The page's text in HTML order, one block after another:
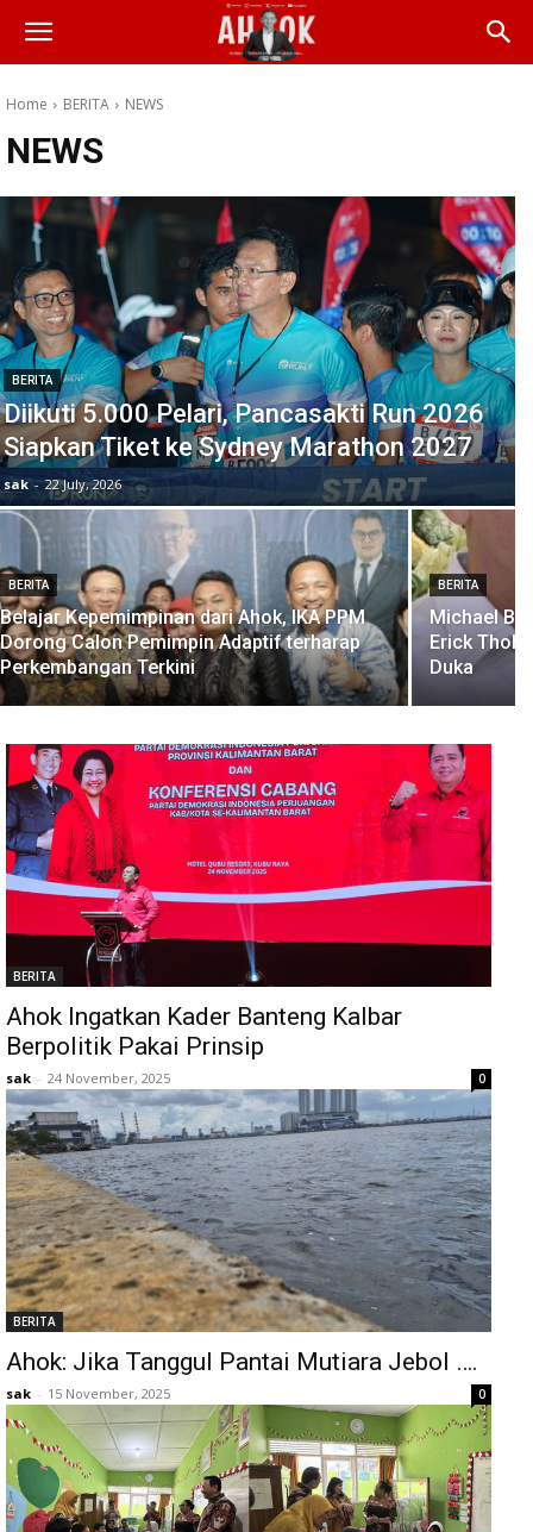
Home BERITA NEWS
NEWS
BERITA
Diikuti 5.000 Pelari, Pancasakti Run 2026
Siapkan Tiket ke Sydney Marathon 2027
sak - 22 July, 2026
BERITA
Belajar Kepemimpinan dari Ahok, IKA PPM
Dorong Calon Pemimpin Adaptif terharap
Perkembangan Terkini
BERITA
Michael
Erick
Duka
BERITA
Ahok Ingatkan Kader Banteng Kalbar
Berpolitik Pakai Prinsip
sak - 24 November, 2025 0
BERITA
Ahok: Jika Tanggul Pantai Mutiara Jebol ….
sak - 15 November, 2025 0